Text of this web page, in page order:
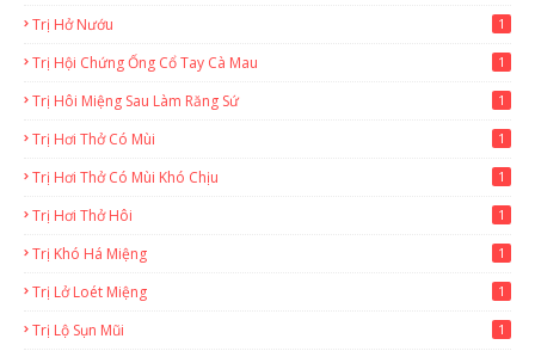
Trị Hở Nướu 1
Trị Hội Chứng Ống Cổ Tay Cà Mau 1
Trị Hôi Miệng Sau Làm Răng Sứ 1
Trị Hơi Thở Có Mùi 1
Trị Hơi Thở Có Mùi Khó Chịu 1
Trị Hơi Thở Hôi 1
Trị Khó Há Miệng 1
Trị Lở Loét Miệng 1
Trị Lộ Sụn Mũi 1